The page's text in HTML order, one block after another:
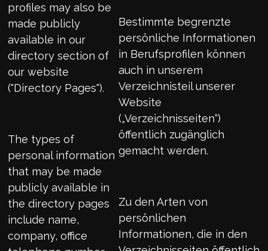
profiles may also be
made publicly
available in our
directory section of
our website
("Directory Pages").
The types of
personal information
that may be made
publicly available in
the directory pages
include name,
company, office
Bestimmte begrenzte
persönliche Informationen
in Berufsprofilen können
auch in unserem
Verzeichnisteil unserer
Website
(„Verzeichnisseiten“)
öffentlich zugänglich
gemacht werden.
Zu den Arten von
persönlichen
Informationen, die in den